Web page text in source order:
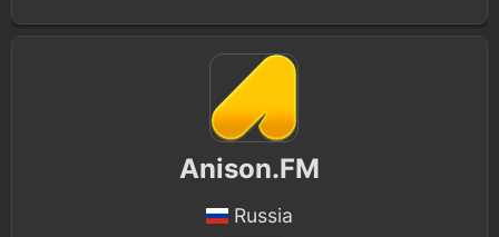
Anison.FM
Russia